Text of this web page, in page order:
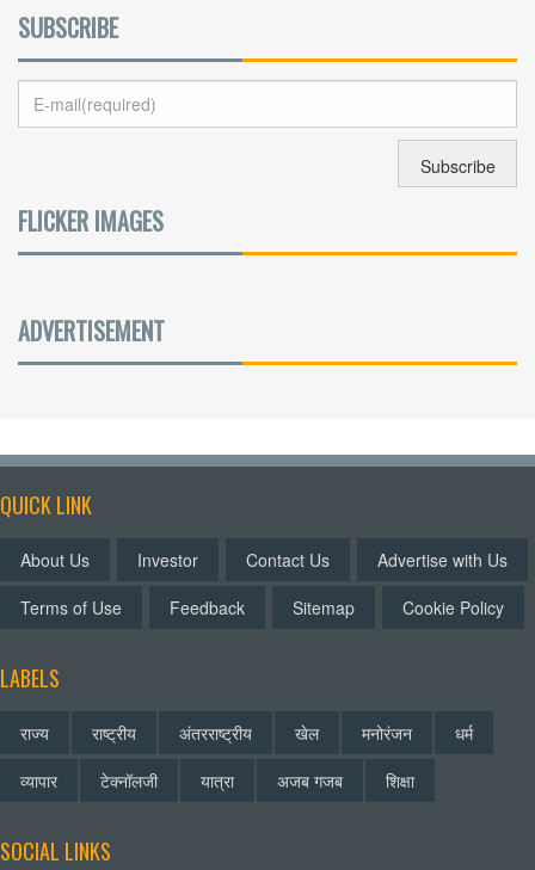
SUBSCRIBE
FLICKER IMAGES
ADVERTISEMENT
QUICK LINK
About Us Investor Contact Us
Advertise with Us
Terms of Use
Feedback Sitemap Cookie Policy
LABELS
राज्य राष्ट्रीय अंतरराष्ट्रीय खेल मनोरंजन
धर्म
व्यापार
टेक्नॉलजी यात्रा अजब गजब शिक्षा
SOCIAL LINKS